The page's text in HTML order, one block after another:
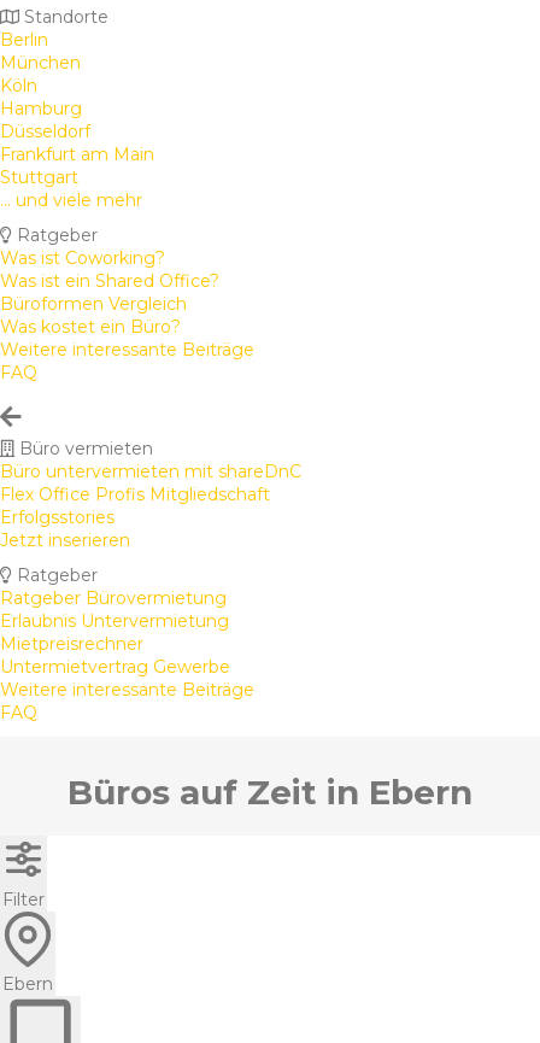
Standorte
Berlin
München
Köln
Hamburg
Düsseldorf
Frankfurt am Main
Stuttgart
... und viele mehr
Ratgeber
Was ist Coworking?
Was ist ein Shared Office?
Büroformen Vergleich
Was kostet ein Büro?
Weitere interessante Beiträge
FAQ
Büro vermieten
Büro untervermieten mit shareDnC
Flex Office Profis Mitgliedschaft
Erfolgsstories
Jetzt inserieren
Ratgeber
Ratgeber Bürovermietung
Erlaubnis Untervermietung
Mietpreisrechner
Untermietvertrag Gewerbe
Weitere interessante Beiträge
FAQ
Büros auf Zeit in Ebern
Filter
Ebern